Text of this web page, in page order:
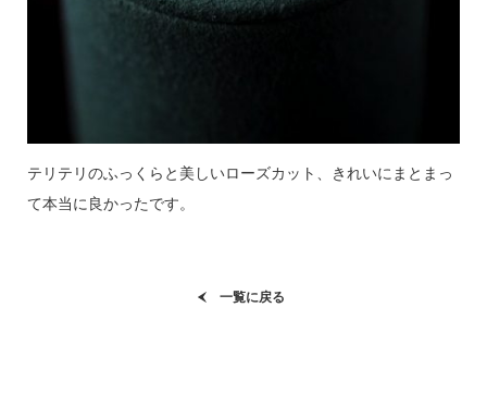
テリテリのふっくらと美しいローズカット、きれいにまとまっ
て本当に良かったです。
一覧に戻る